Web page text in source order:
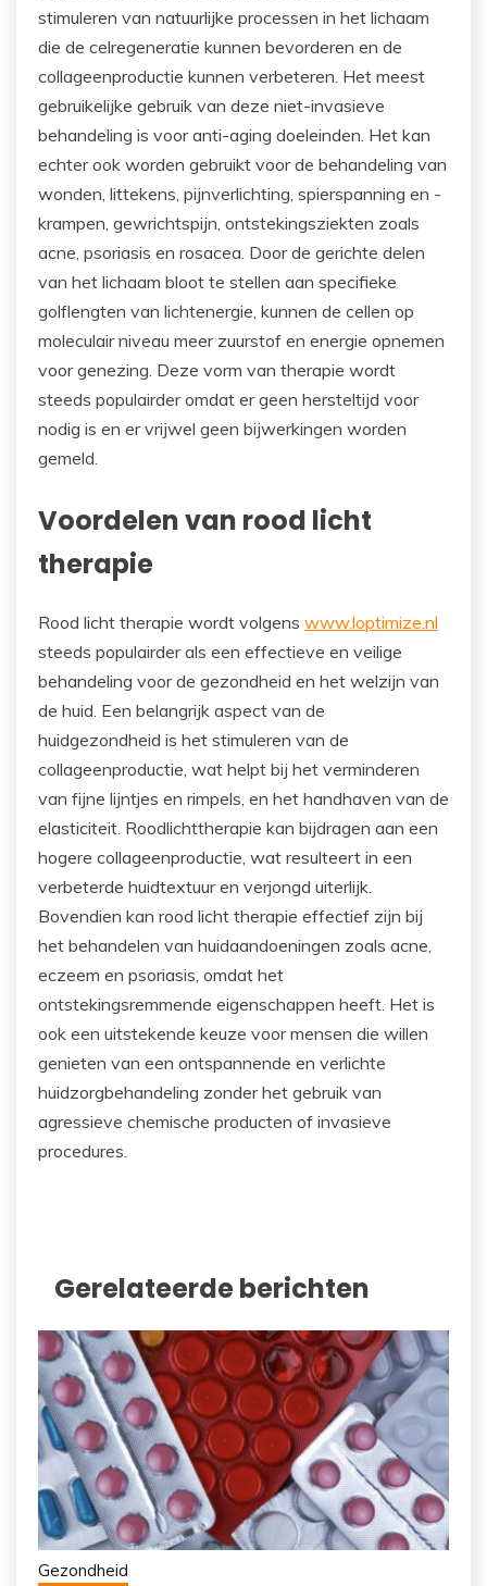
stimuleren van natuurlijke processen in het lichaam
die de celregeneratie kunnen bevorderen en de
collageenproductie kunnen verbeteren. Het meest
gebruikelijke gebruik van deze niet-invasieve
behandeling is voor anti-aging doeleinden. Het kan
echter ook worden gebruikt voor de behandeling van
wonden, littekens, pijnverlichting, spierspanning en -
krampen, gewrichtspijn, ontstekingsziekten zoals
acne, psoriasis en rosacea. Door de gerichte delen
van het lichaam bloot te stellen aan specifieke
golflengten van lichtenergie, kunnen de cellen op
moleculair niveau meer zuurstof en energie opnemen
voor genezing. Deze vorm van therapie wordt
steeds populairder omdat er geen hersteltijd voor
nodig is en er vrijwel geen bijwerkingen worden
gemeld.
Voordelen van rood licht
therapie
Rood licht therapie wordt volgens www.loptimize.nl
steeds populairder als een effectieve en veilige
behandeling voor de gezondheid en het welzijn van
de huid. Een belangrijk aspect van de
huidgezondheid is het stimuleren van de
collageenproductie, wat helpt bij het verminderen
van fijne lijntjes en rimpels, en het handhaven van de
elasticiteit. Roodlichttherapie kan bijdragen aan een
hogere collageenproductie, wat resulteert in een
verbeterde huidtextuur en verjongd uiterlijk.
Bovendien kan rood licht therapie effectief zijn bij
het behandelen van huidaandoeningen zoals acne,
eczeem en psoriasis, omdat het
ontstekingsremmende eigenschappen heeft. Het is
ook een uitstekende keuze voor mensen die willen
genieten van een ontspannende en verlichte
huidzorgbehandeling zonder het gebruik van
agressieve chemische producten of invasieve
procedures.
Gerelateerde berichten
Gezondheid